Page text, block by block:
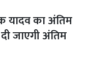
यादव का अंतिम
जाएगी अंतिम